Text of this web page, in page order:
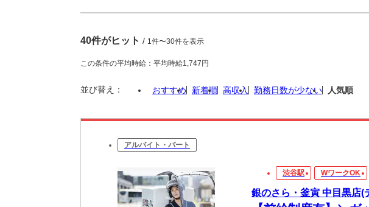
40件がヒット / 1件〜30件を表示
この条件の平均時給：平均時給1,747円
並び替え： おすすめ 新着順 高収入 勤務日数が少ない 人気順
アルバイト・パート
渋谷駅 WワークOK
銀のさら・釜寅 中目黒店(